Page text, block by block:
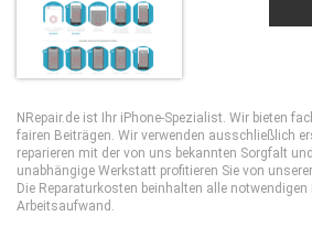
NRepair.de ist Ihr iPhone-Spezialist. Wir bieten
fairen Beiträgen. Wir verwenden ausschließlich
reparieren mit der von uns bekannten Sorgfalt
unabhängige Werkstatt profitieren Sie von
Die Reparaturkosten beinhalten alle
Arbeitsaufwand.